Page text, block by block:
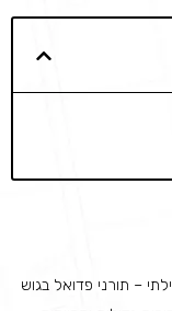
הקהילתי – תורני פדואל בגוש